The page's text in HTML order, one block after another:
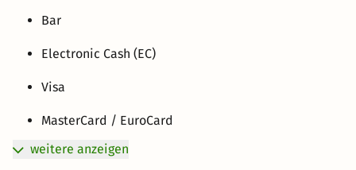
Bar
Electronic Cash (EC)
Visa
MasterCard / EuroCard
weitere anzeigen